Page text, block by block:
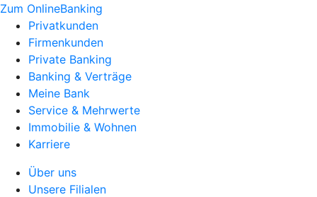
Zum OnlineBanking
Privatkunden
Firmenkunden
Private Banking
Banking & Verträge
Meine Bank
Service & Mehrwerte
Immobilie & Wohnen
Karriere
Über uns
Unsere Filialen